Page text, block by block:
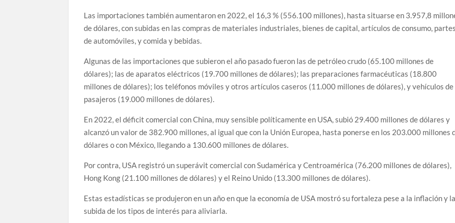
Las importaciones también aumentaron en 2022, el 16,3 % (556.100 millones), hasta situarse en 3.957,8
de dólares, con subidas en las compras de materiales industriales, bienes de capital, artículos de consumo,
de automóviles, y comida y bebidas.
Algunas de las importaciones que subieron el año pasado fueron las de petróleo crudo (65.100 millones de
dólares); las de aparatos eléctricos (19.700 millones de dólares); las preparaciones farmacéuticas (18.800
millones de dólares); los teléfonos móviles y otros artículos caseros (11.000 millones de dólares), y vehículos de
pasajeros (19.000 millones de dólares).
En 2022, el déficit comercial con China, muy sensible políticamente en USA, subió 29.400 millones de dólares y
alcanzó un valor de 382.900 millones, al igual que con la Unión Europea, hasta ponerse en los 203.000 millones
dólares o con México, llegando a 130.600 millones de dólares.
Por contra, USA registró un superávit comercial con Sudamérica y Centroamérica (76.200 millones de dólares),
Hong Kong (21.100 millones de dólares) y el Reino Unido (13.300 millones de dólares).
Estas estadísticas se produjeron en un año en que la economía de USA mostró su fortaleza pese a la inflación y
subida de los tipos de interés para aliviarla.